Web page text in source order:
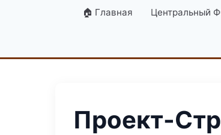
🏠 Главная Центральный
Проект-